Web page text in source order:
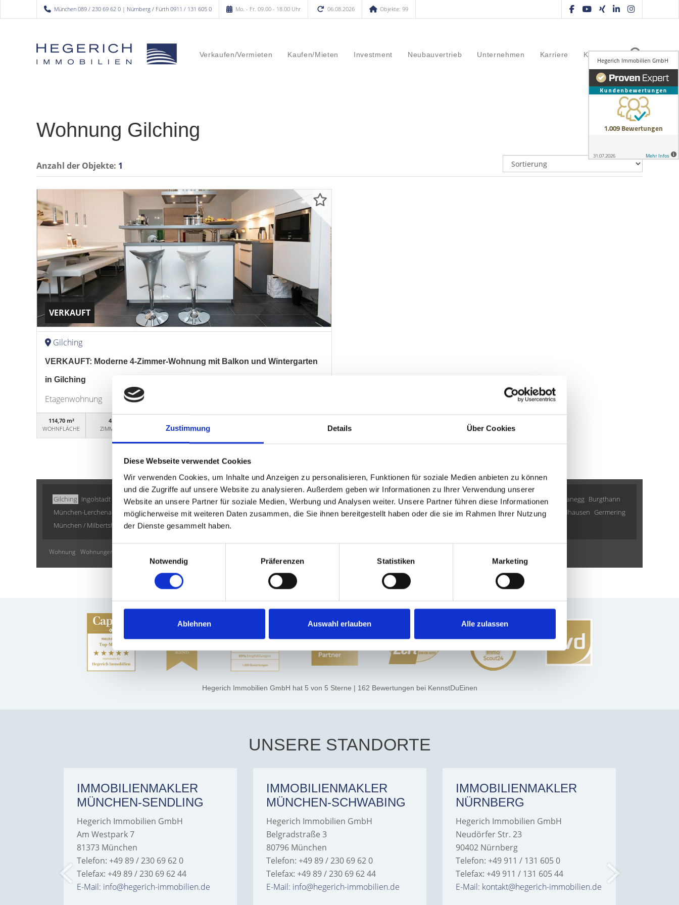
Zustimmung Details Über Cookies
Diese Webseite verwendet Cookies
Wir verwenden Cookies, um Inhalte und Anzeigen zu personalisieren, Funktionen für soziale Medien anbieten zu können
und die Zugriffe auf unsere Website zu analysieren. Außerdem geben wir Informationen zu Ihrer Verwendung unserer
Website an unsere Partner für soziale Medien, Werbung und Analysen weiter. Unsere Partner führen diese Informationen
möglicherweise mit weiteren Daten zusammen, die Sie ihnen bereitgestellt haben oder die sie im Rahmen Ihrer Nutzung
der Dienste gesammelt haben.
Einwilligungsauswahl
Notwendig
Präferenzen Statistiken Marketing
Ablehnen Auswahl erlauben Alle zulassen
München 089 / 230 69 62 0 | Nürnberg / Fürth 0911 / 131 605 0 Mo. - Fr. 09.00 - 18.00 Uhr 06.08.2026 Objekte: 99
Verkaufen/Vermieten Kaufen/Mieten Investment Neubauvertrieb Unternehmen Karriere Kontakt
Wohnung Gilching
Anzahl der Objekte: 1
VERKAUFT
Gilching
VERKAUFT: Moderne 4-Zimmer-Wohnung mit Balkon und Wintergarten
in Gilching
Etagenwohnung
114,70 m²
WOHNFLÄCHE
4
ZIMMER
OBJEKTNUMMER
Gilching Ingolstadt Sauerlach / Grafing Putzbrunn Erlangen Poing Nürnberg Haar Landsberied Gauting Gräfelfing Freystadt Illesheim Oberding Schwarzenbruck Planegg Burgthann
München-Lerchenau
Cadolzburg Garching München Krailling Höhenkirchen-Siegertsbrunn Fürth München / Pasing Dachau Taufkirchen Zirndorf Puschendorf Mühlhausen Germering
München / Milbertshofen-Am Hart Ammerndorf Immobilienverkauf München
Wohnung Wohnungen
Hegerich Immobilien GmbH hat 5 von 5 Sterne | 162 Bewertungen bei KennstDuEinen
UNSERE STANDORTE
IMMOBILIENMAKLER
MÜNCHEN-SENDLING
Hegerich Immobilien GmbH
Am Westpark 7
81373 München
Telefon: +49 89 / 230 69 62 0
Telefax: +49 89 / 230 69 62 44
E-Mail: info@hegerich-immobilien.de
IMMOBILIENMAKLER
MÜNCHEN-SCHWABING
Hegerich Immobilien GmbH
Belgradstraße 3
80796 München
Telefon: +49 89 / 230 69 62 0
Telefax: +49 89 / 230 69 62 44
E-Mail: info@hegerich-immobilien.de
IMMOBILIENMAKLER
NÜRNBERG
Hegerich Immobilien GmbH
Neudörfer Str. 23
90402 Nürnberg
Telefon: +49 911 / 131 605 0
Telefax: +49 911 / 131 605 44
E-Mail: kontakt@hegerich-immobilien.de